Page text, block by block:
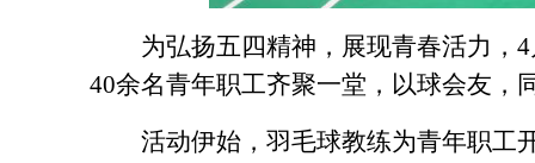
为弘扬五四精神，展现青春活力，
40余名青年职工齐聚一堂，以球会友，
活动伊始，羽毛球教练为青年职工